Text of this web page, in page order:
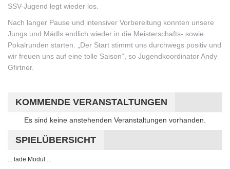
SSV-Jugend legt wieder los.
Nach langer Pause und intensiver Vorbereitung konnten unsere
Jungs und Mädls endlich wieder in die Meisterschafts- sowie
Pokalrunden starten. „Der Start stimmt uns durchwegs positiv und
wir freuen uns auf eine tolle Saison“, so Jugendkoordinator Andy
Gfirtner.
KOMMENDE VERANSTALTUNGEN
Hinweis
Es sind keine anstehenden Veranstaltungen vorhanden.
SPIELÜBERSICHT
... lade Modul ...